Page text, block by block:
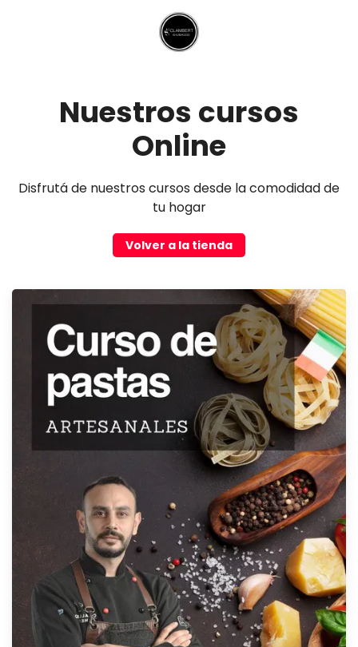
Nuestros cursos
Online
Disfrutá de nuestros cursos desde la comodidad de
tu hogar
Volver a la tienda